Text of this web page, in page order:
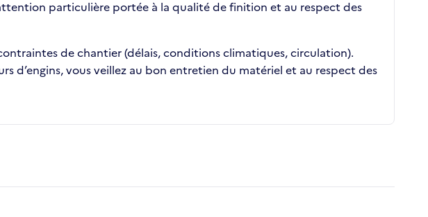
particulière portée à la qualité de finition et au respect des
de chantier (délais, conditions climatiques, circulation).
d’engins, vous veillez au bon entretien du matériel et au respect des